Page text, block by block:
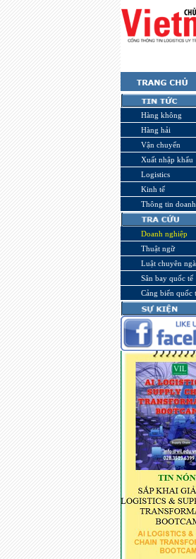
Hàng không
Hàng hải
Vận chuyển
Xuất nhập khẩu
Logistics
Kinh tế
Thông tin
Doanh nghiệp
Thuật ngữ
Luật chuyên
Sân bay quốc tế
Cảng biển quốc